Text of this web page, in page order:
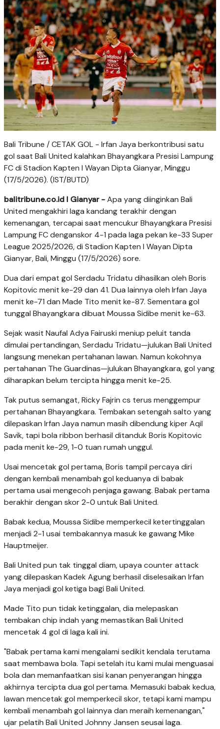
Bali Tribune / CETAK GOL - Irfan Jaya berkontribusi satu
gol saat Bali United kalahkan Bhayangkara Presisi Lampung
FC di Stadion Kapten I Wayan Dipta Gianyar, Minggu
(17/5/2026). (IST/BUTD)
balitribune.co.id I Gianyar -Apa yang diinginkan Bali
United mengakhiri laga kandang terakhir dengan
kemenangan, tercapai saat mencukur Bhayangkara Presisi
Lampung FC denganskor 4-1 pada laga pekan ke-33 Super
League 2025/2026, di Stadion Kapten I Wayan Dipta
Gianyar, Bali, Minggu (17/5/2026) sore.
Dua dari empat gol Serdadu Tridatu dihasilkan oleh Boris
Kopitovic menit ke-29 dan 41. Dua lainnya oleh Irfan Jaya
menit ke-71 dan Made Tito menit ke-87. Sementara gol
tunggal Bhayangkara dibuat Moussa Sidibe menit ke-63.
Sejak wasit Naufal Adya Fairuski meniup peluit tanda
dimulai pertandingan, Serdadu Tridatu—julukan Bali United
langsung menekan pertahanan lawan. Namun kokohnya
pertahanan The Guardinas—julukan Bhayangkara, gol yang
diharapkan belum tercipta hingga menit ke-25.
Tak putus semangat, Ricky Fajrin cs terus menggempur
pertahanan Bhayangkara. Tembakan setengah salto yang
dilepaskan Irfan Jaya namun masih dibendung kiper Aqil
Savik, tapi bola ribbon berhasil ditanduk Boris Kopitovic
pada menit ke-29, 1-0 tuan rumah unggul.
Usai mencetak gol pertama, Boris tampil percaya diri
dengan kembali menambah gol keduanya di babak
pertama usai mengecoh penjaga gawang. Babak pertama
berakhir dengan skor 2-0 untuk Bali United.
Babak kedua, Moussa Sidibe memperkecil ketertinggalan
menjadi 2-1 usai tembakannya masuk ke gawang Mike
Hauptmeijer.
Bali United pun tak tinggal diam, upaya counter attack
yang dilepaskan Kadek Agung berhasil diselesaikan Irfan
Jaya menjadi gol ketiga bagi Bali United.
Made Tito pun tidak ketinggalan, dia melepaskan
tembakan chip indah yang memastikan Bali United
mencetak 4 gol di laga kali ini.
"Babak pertama kami mengalami sedikit kendala terutama
saat membawa bola. Tapi setelah itu kami mulai menguasai
bola dan memanfaatkan sisi kanan penyerangan hingga
akhirnya tercipta dua gol pertama. Memasuki babak kedua,
lawan mencetak gol memperkecil skor, tetapi kami mampu
kembali menambah gol lainnya dan meraih kemenangan,"
ujar pelatih Bali United Johnny Jansen seusai laga.